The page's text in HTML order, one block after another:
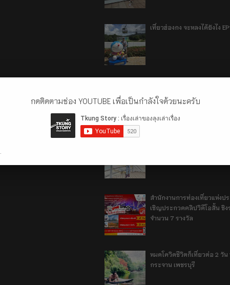
เที่ยวฮ่องกง จะหลงได้ยังไง
สำนักงานการท่องเที่ยวแห่งป
เชิญประกวดคลิปวิดีโอสั้น ชิง
จำนวน 7 รางวัล
หมดโควิดชีวิตก็เที่ยวต่อ 2 วัน
กระจาน เพชรบุรี
กดติดตามช่อง YOUTUBE เพื่อเป็นกำลังใจด้วยนะครับ